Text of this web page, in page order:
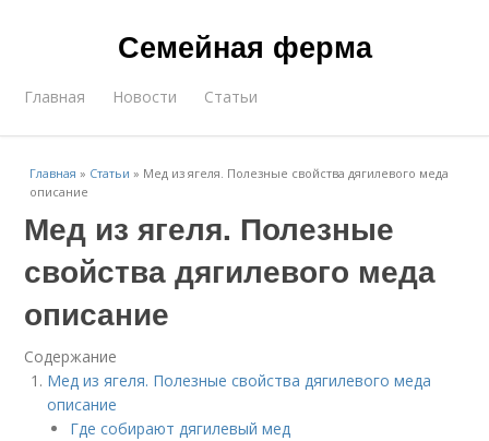
Семейная ферма
Главная Новости Статьи
Главная » Статьи » Мед из ягеля. Полезные свойства дягилевого меда
описание
Мед из ягеля. Полезные
свойства дягилевого меда
описание
Содержание
Мед из ягеля. Полезные свойства дягилевого меда
описание
Где собирают дягилевый мед